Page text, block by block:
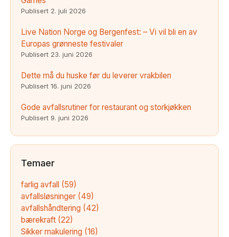
Publisert 2. juli 2026
Live Nation Norge og Bergenfest: – Vi vil bli en av
Europas grønneste festivaler
Publisert 23. juni 2026
Dette må du huske før du leverer vrakbilen
Publisert 16. juni 2026
Gode avfallsrutiner for restaurant og storkjøkken
Publisert 9. juni 2026
Temaer
farlig avfall (59)
avfallsløsninger (49)
avfallshåndtering (42)
bærekraft (22)
Sikker makulering (16)